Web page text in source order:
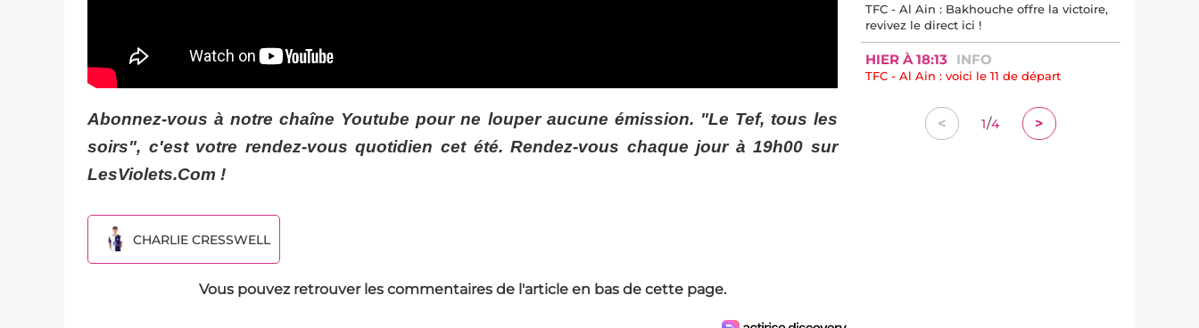
Abonnez-vous à notre chaîne Youtube pour ne louper aucune émission. "Le Tef, tous les
soirs", c'est votre rendez-vous quotidien cet été. Rendez-vous chaque jour à 19h00 sur
LesViolets.Com !
CHARLIE CRESSWELL
Vous pouvez retrouver les commentaires de l'article en bas de cette page.
TFC - Al Ain : Bakhouche offre la victoire,
revivez le direct ici !
HIER À 18:13 INFO
TFC - Al Ain : voici le 11 de départ
< 1/4 >